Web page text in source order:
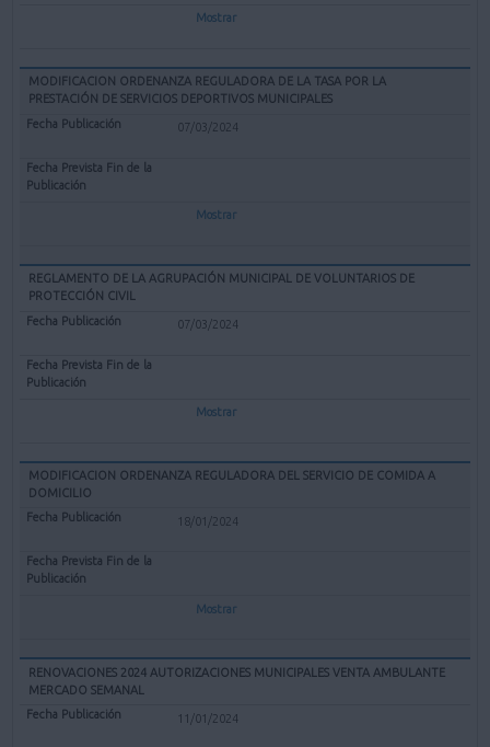
Mostrar
MODIFICACION ORDENANZA REGULADORA DE LA TASA POR LA
PRESTACIÓN DE SERVICIOS DEPORTIVOS MUNICIPALES
07/03/2024
Mostrar
REGLAMENTO DE LA AGRUPACIÓN MUNICIPAL DE VOLUNTARIOS DE
PROTECCIÓN CIVIL
07/03/2024
Mostrar
MODIFICACION ORDENANZA REGULADORA DEL SERVICIO DE COMIDA A
DOMICILIO
18/01/2024
Mostrar
RENOVACIONES 2024 AUTORIZACIONES MUNICIPALES VENTA AMBULANTE
MERCADO SEMANAL
11/01/2024